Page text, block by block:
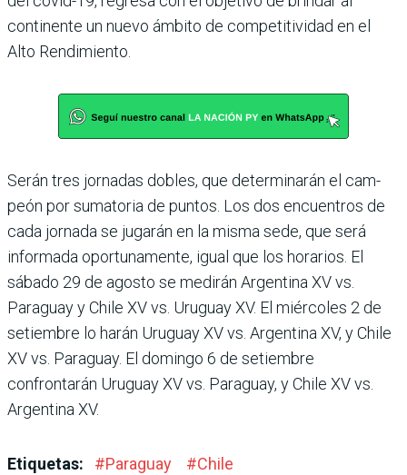
continente un nuevo ámbito de competitividad en el
Alto Rendimiento.
Serán tres jornadas dobles, que determinarán el cam­
peón por sumatoria de pun­tos. Los dos encuentros de
cada jornada se jugarán en la misma sede, que será
infor­mada oportunamente, igual que los horarios. El
sábado 29 de agosto se medirán Argen­tina XV vs.
Paraguay y Chile XV vs. Uruguay XV. El miér­coles 2 de
setiembre lo harán Uruguay XV vs. Argentina XV, y Chile
XV vs. Paraguay. El domingo 6 de setiembre
confrontarán Uruguay XV vs. Paraguay, y Chile XV vs.
Argentina XV.
Etiquetas: #Paraguay #Chile